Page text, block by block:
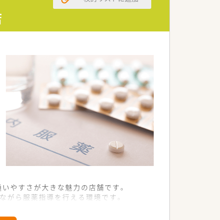
して仕事に取り組めます。
気の中で勤務が可能です。
やすさが大きな魅力の店舗です。
ら服薬指導を行える環境です。